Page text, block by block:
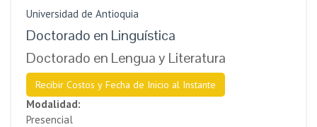
Universidad de Antioquia
Doctorado en Linguística
Doctorado en Lengua y Literatura
Recibir Costos y Fecha de Inicio al Instante
Modalidad:
Presencial